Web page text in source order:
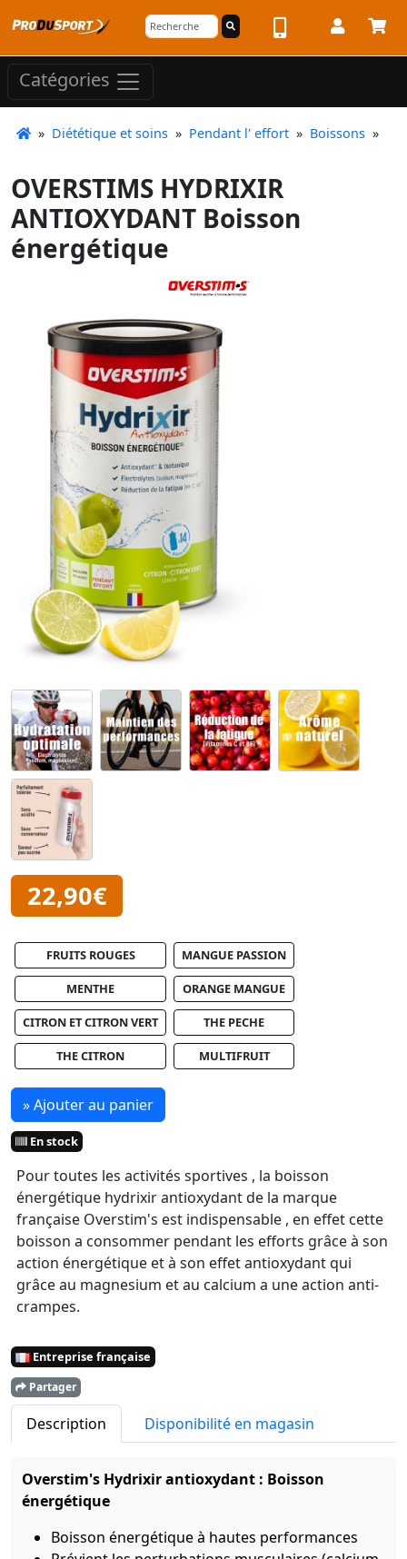
Catégories
» Diététique et soins » Pendant l' effort » Boissons »
OVERSTIMS HYDRIXIR
ANTIOXYDANT Boisson
énergétique
22,90€
FRUITS ROUGES MANGUE PASSION
MENTHE ORANGE MANGUE
CITRON ET CITRON VERT THE PECHE
THE CITRON MULTIFRUIT
» Ajouter au panier
En stock
Pour toutes les activités sportives , la boisson
énergétique hydrixir antioxydant de la marque
française Overstim's est indispensable , en effet cette
boisson a consommer pendant les efforts grâce à son
action énergétique et à son effet antioxydant qui
grâce au magnesium et au calcium a une action anti-
crampes.
Entreprise française
Partager
Description Disponibilité en magasin
Overstim's Hydrixir antioxydant : Boisson
énergétique
Boisson énergétique à hautes performances